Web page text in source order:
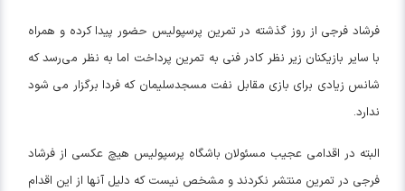
فرشاد فرجی از روز گذشته در تمرین پرسپولیس حضور پیدا کرده و همراه
با سایر بازیکنان زیر نظر کادر فنی به تمرین پرداخت اما به نظر می‌رسد که
شانس زیادی برای بازی مقابل نفت مسجدسلیمان که فردا برگزار می شود
ندارد.
البته در اقدامی عجیب مسئولان باشگاه پرسپولیس هیچ عکسی از فرشاد
فرجی در تمرین منتشر نکردند و مشخص نیست که دلیل آنها از این اقدام